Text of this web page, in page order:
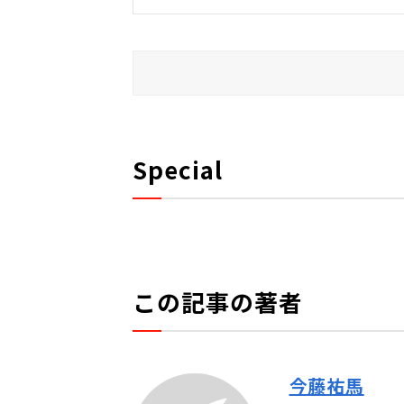
Special
この記事の著者
今藤祐馬